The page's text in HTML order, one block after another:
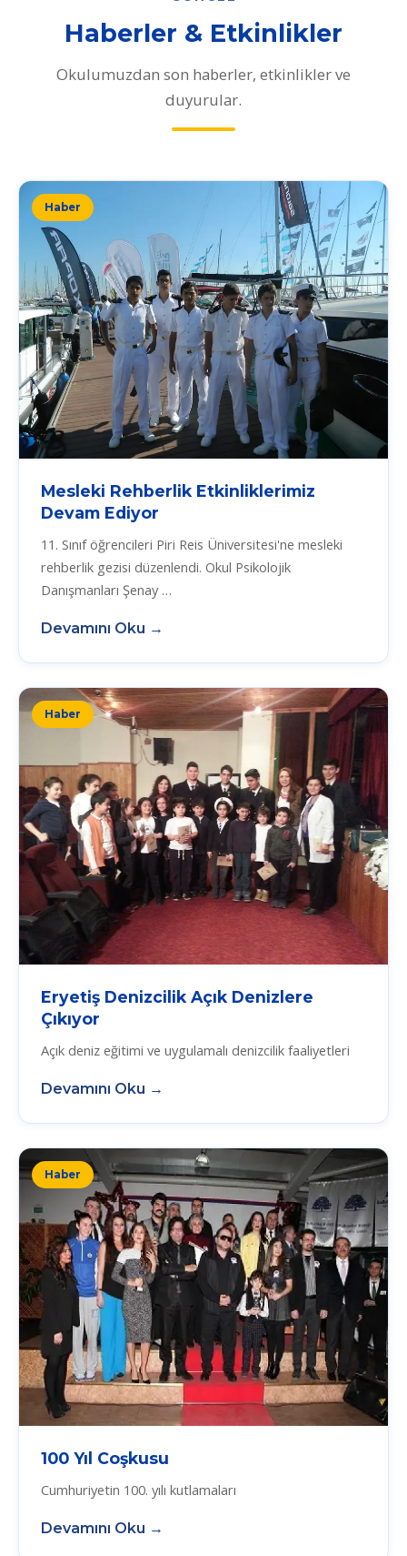
Haberler & Etkinlikler
Okulumuzdan son haberler, etkinlikler ve
duyurular.
Haber
Mesleki Rehberlik Etkinliklerimiz
Devam Ediyor
11. Sınıf öğrencileri Piri Reis Üniversitesi'ne mesleki
rehberlik gezisi düzenlendi. Okul Psikolojik
Danışmanları Şenay …
Devamını Oku →
Haber
Eryetiş Denizcilik Açık Denizlere
Çıkıyor
Açık deniz eğitimi ve uygulamalı denizcilik faaliyetleri
Devamını Oku →
Haber
100 Yıl Coşkusu
Cumhuriyetin 100. yılı kutlamaları
Devamını Oku →